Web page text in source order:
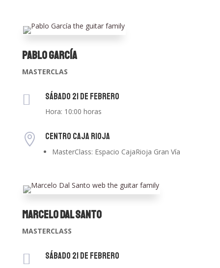
Pablo García
MASTERCLAS
 Sábado 21 de Febrero
Hora: 10:00 horas
 CENTRO CAJA RIOJA
MasterClass: Espacio CajaRioja Gran Vía
Marcelo Dal Santo
MASTERCLASS
 Sábado 21 de Febrero